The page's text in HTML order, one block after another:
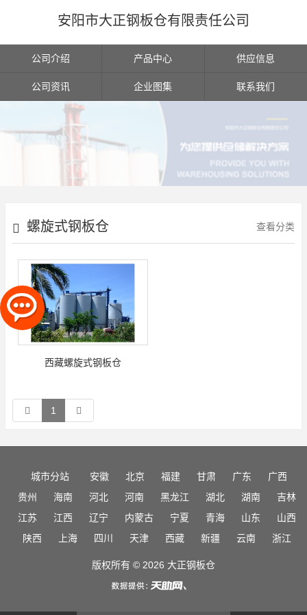
安阳市大正钢板仓有限责任公司
公司介绍 产品中心 供应信息
公司资讯 企业图集 联系我们
螺旋式钢板仓 查看分类
西藏螺旋式钢板仓
1
城市分站 安徽 北京 福建 甘肃 广东
广西
贵州
海南 河北 河南 黑龙江 湖北 湖南
吉林
江苏
江西 辽宁 内蒙古 宁夏 青海 山东
山西
陕西
上海 四川 天津 西藏 新疆 云南 浙江
版权所有 © 2026 大正钢板仓